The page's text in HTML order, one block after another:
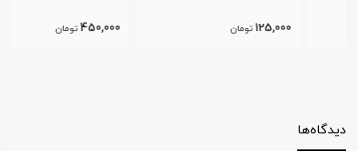
تومان تومان
دیدگاه‌ها